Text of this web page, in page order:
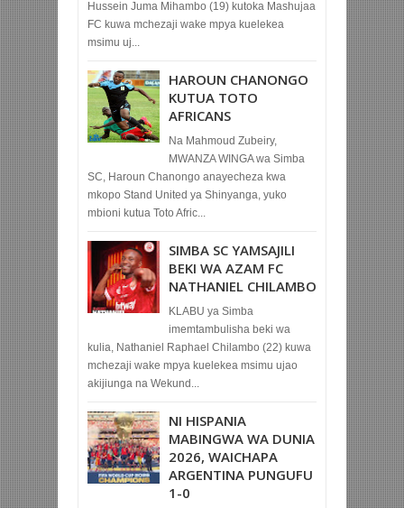
Hussein Juma Mihambo (19) kutoka Mashujaa
FC kuwa mchezaji wake mpya kuelekea
msimu uj...
HAROUN CHANONGO
KUTUA TOTO
AFRICANS
Na Mahmoud Zubeiry,
MWANZA WINGA wa Simba
SC, Haroun Chanongo anayecheza kwa
mkopo Stand United ya Shinyanga, yuko
mbioni kutua Toto Afric...
SIMBA SC YAMSAJILI
BEKI WA AZAM FC
NATHANIEL CHILAMBO
KLABU ya Simba
imemtambulisha beki wa
kulia, Nathaniel Raphael Chilambo (22) kuwa
mchezaji wake mpya kuelekea msimu ujao
akijiunga na Wekund...
NI HISPANIA
MABINGWA WA DUNIA
2026, WAICHAPA
ARGENTINA PUNGUFU
1-0